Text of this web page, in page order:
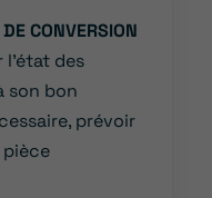
CONVERSION
des
son bon
prévoir